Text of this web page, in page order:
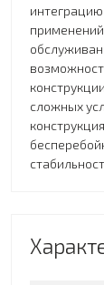
сложных